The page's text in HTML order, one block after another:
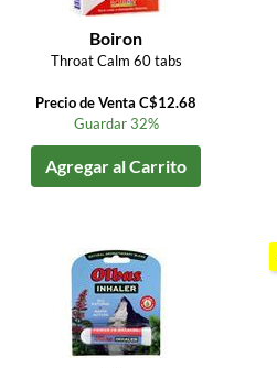
Boiron
Throat Calm 60 tabs
Precio de Venta C$12.68
Guardar 32%
Agregar al Carrito